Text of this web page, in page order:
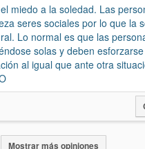
miedo a la soledad. Las
seres sociales por lo que la
Lo normal es que las
solas y deben
al igual que ante otra
Mostrar más opiniones